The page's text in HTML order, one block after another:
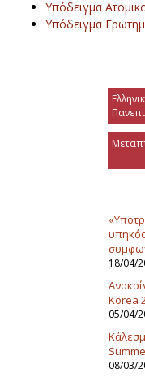
Υπόδειγμα
Υπόδειγμα
18/04/
Korea
05/04/
08/03/